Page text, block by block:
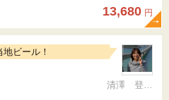
13,680 円
ビール！
清澤 登希子